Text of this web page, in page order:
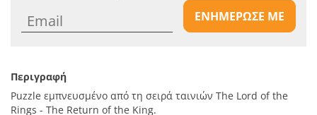
ΕΝΗΜΕΡΩΣΕ ΜΕ
Περιγραφή
Puzzle εμπνευσμένο από τη σειρά ταινιών The Lord of the
Rings - The Return of the King.